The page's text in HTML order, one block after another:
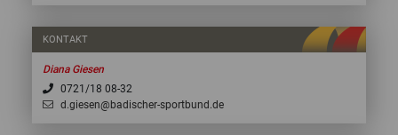
KONTAKT
Diana Giesen
0721/18 08-32
d.giesen@badischer-sportbund.de